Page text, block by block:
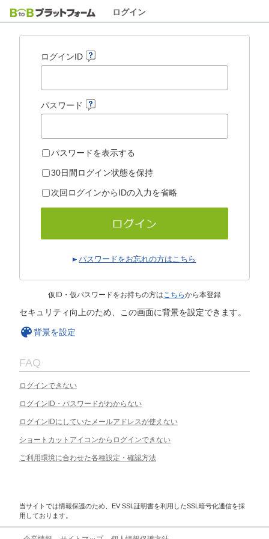
ログイン
ログインID
パスワード
パスワードを表示する
30日間ログイン状態を保持
次回ログインからIDの入力を省略
パスワードをお忘れの方はこちら
仮ID・仮パスワードをお持ちの方はこちらから本登録
セキュリティ向上のため、この画面に背景を設定できます。
背景を設定
FAQ
ログインできない
ログインID・パスワードがわからない
ログインIDにしていたメールアドレスが使えない
ショートカットアイコンからログインできない
ご利用環境に合わせた各種設定・確認方法
当サイトでは情報保護のため、EV SSL証明書を利用したSSL暗号化通信を採
用しております。